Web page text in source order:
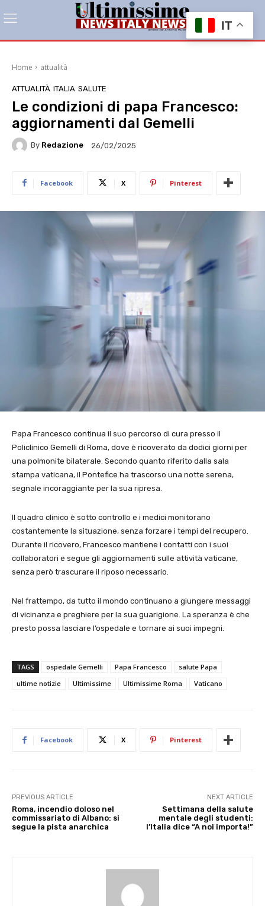
Home attualità
ATTUALITÀ ITALIA SALUTE
Le condizioni di papa Francesco:
aggiornamenti dal Gemelli
By Redazione 26/02/2025
Facebook X Pinterest
Papa Francesco continua il suo percorso di cura presso il
Policlinico Gemelli di Roma, dove è ricoverato da dodici giorni per
una polmonite bilaterale. Secondo quanto riferito dalla sala
stampa vaticana, il Pontefice ha trascorso una notte serena,
segnale incoraggiante per la sua ripresa.
Il quadro clinico è sotto controllo e i medici monitorano
costantemente la situazione, senza forzare i tempi del recupero.
Durante il ricovero, Francesco mantiene i contatti con i suoi
collaboratori e segue gli aggiornamenti sulle attività vaticane,
senza però trascurare il riposo necessario.
Nel frattempo, da tutto il mondo continuano a giungere messaggi
di vicinanza e preghiere per la sua guarigione. La speranza è che
presto possa lasciare l’ospedale e tornare ai suoi impegni.
TAGS ospedale Gemelli Papa Francesco
salute Papa
ultime notizie
Ultimissime Ultimissime Roma Vaticano
Facebook X Pinterest
PREVIOUS ARTICLE
Roma, incendio doloso nel
commissariato di Albano: si
segue la pista anarchica
NEXT ARTICLE
Settimana della salute
mentale degli studenti:
l’Italia dice “A noi importa!”
IT